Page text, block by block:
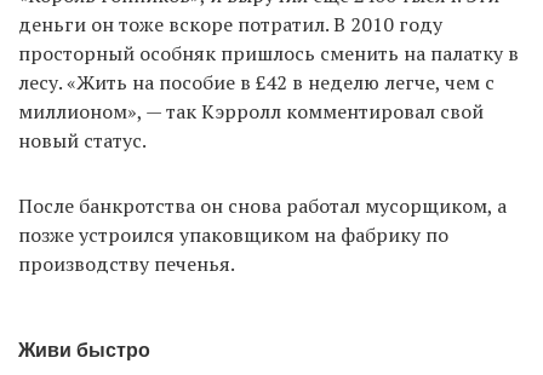
деньги он тоже вскоре потратил. В 2010 году
просторный особняк пришлось сменить на палатку в
лесу. «Жить на пособие в £42 в неделю легче, чем с
миллионом», — так Кэрролл комментировал свой
новый статус.
После банкротства он снова работал мусорщиком, а
позже устроился упаковщиком на фабрику по
производству печенья.
Живи быстро